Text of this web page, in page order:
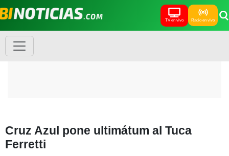
TV en vivo Radio en vivo
Cruz Azul pone ultimátum al Tuca
Ferretti